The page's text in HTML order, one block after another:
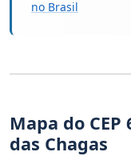
no Brasil
Mapa do CEP
das Chagas